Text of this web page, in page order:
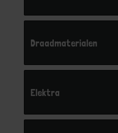
Draadmaterialen
Elektra